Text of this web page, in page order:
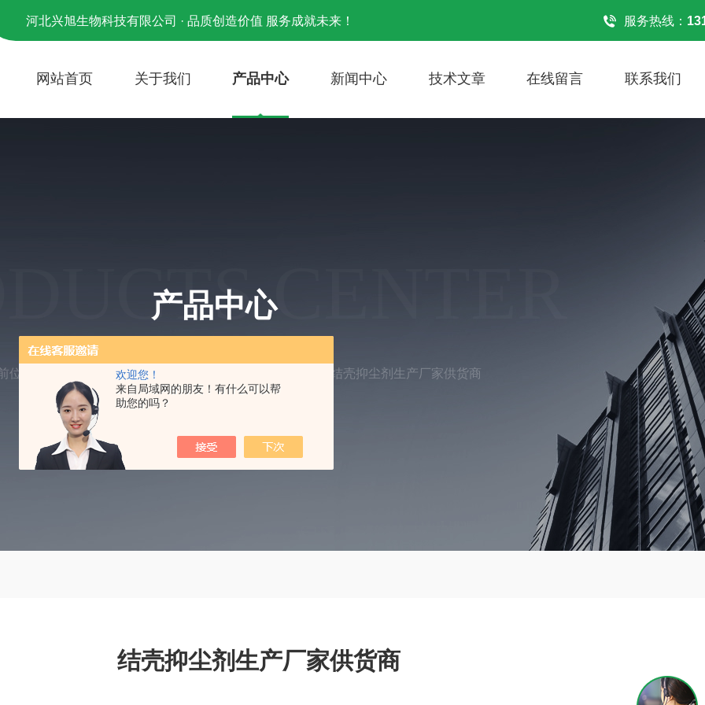
欢迎您！
来自局域网的朋友！有什么可以帮
助您的吗？
河北兴旭生物科技有限公司 · 品质创造价值 服务成就未来！ 服务热线：
网站首页 关于我们 产品中心 新闻中心 技术文章 在线留言 联系我们
CENTER
产品中心
位置： 产品中心 结壳抑尘剂生产厂家供货商
结壳抑尘剂生产厂家供货商